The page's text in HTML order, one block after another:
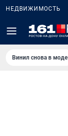
НЕДВИЖИМОСТЬ
Винил снова в моде